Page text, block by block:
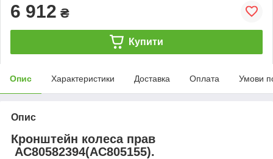
6 912 ₴
Купити
Опис Характеристики Доставка Оплата Умови
Опис
Кронштейн колеса прав
AC80582394(AC805155).